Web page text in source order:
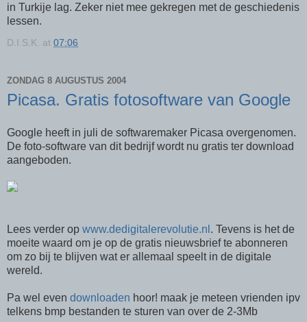
in Turkije lag. Zeker niet mee gekregen met de geschiedenis
lessen.
D.I.S.K. at 07:06
ZONDAG 8 AUGUSTUS 2004
Picasa. Gratis fotosoftware van Google
Google heeft in juli de softwaremaker Picasa overgenomen.
De foto-software van dit bedrijf wordt nu gratis ter download
aangeboden.
Lees verder op www.dedigitalerevolutie.nl . Tevens is het de
moeite waard om je op de gratis nieuwsbrief te abonneren
om zo bij te blijven wat er allemaal speelt in de digitale
wereld.
Pa wel even downloaden hoor! maak je meteen vrienden ipv
telkens bmp bestanden te sturen van over de 2-3Mb